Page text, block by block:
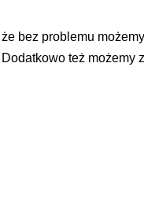
bez problemu
też